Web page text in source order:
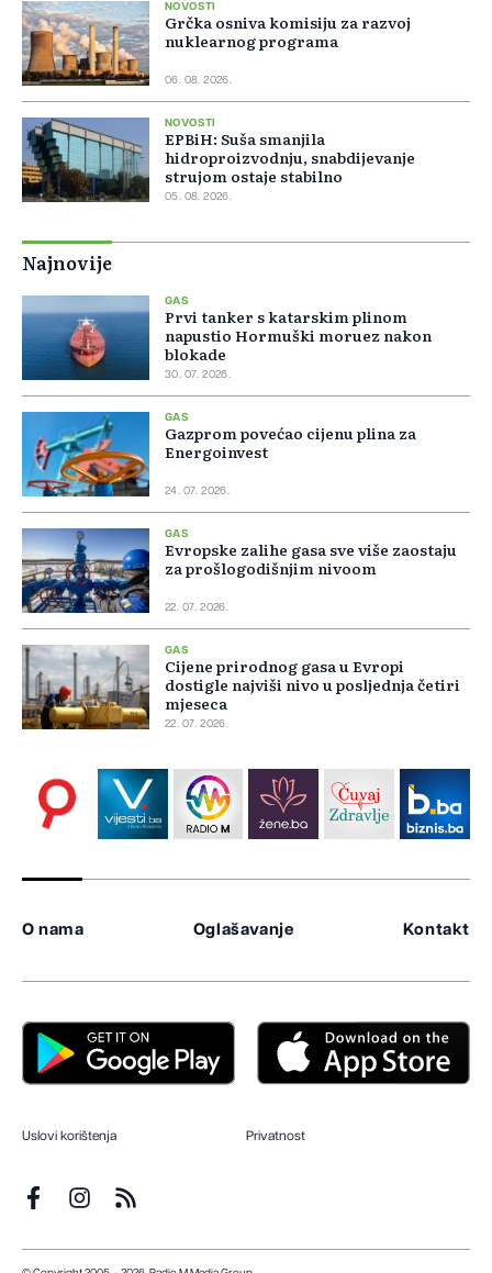
NOVOSTI
Grčka osniva komisiju za razvoj
nuklearnog programa
06. 08. 2026.
NOVOSTI
EPBiH: Suša smanjila
hidroproizvodnju, snabdijevanje
strujom ostaje stabilno
05. 08. 2026.
Najnovije
GAS
Prvi tanker s katarskim plinom
napustio Hormuški moruez nakon
blokade
30. 07. 2026.
GAS
Gazprom povećao cijenu plina za
Energoinvest
24. 07. 2026.
GAS
Evropske zalihe gasa sve više zaostaju
za prošlogodišnjim nivoom
22. 07. 2026.
GAS
Cijene prirodnog gasa u Evropi
dostigle najviši nivo u posljednja četiri
mjeseca
22. 07. 2026.
O nama Oglašavanje Kontakt
Uslovi korištenja Privatnost